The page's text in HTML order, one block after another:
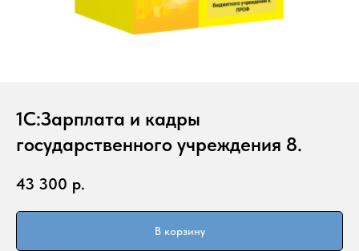
1С:Зарплата и кадры
государственного учреждения 8.
43 300 р.
В корзину